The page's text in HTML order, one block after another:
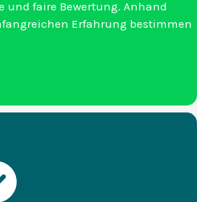
und faire Bewertung. Anhand
Erfahrung bestimmen